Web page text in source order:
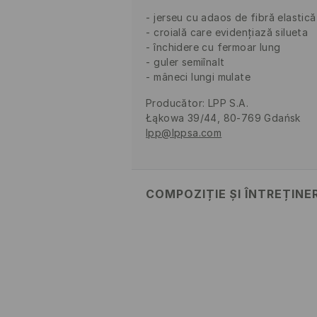
jerseu cu adaos de fibră elastică
croială care evidențiază silueta
închidere cu fermoar lung
guler semiînalt
mâneci lungi mulate
Producător: LPP S.A.
Łąkowa 39/44, 80-769 Gdańsk
lpp@lppsa.com
COMPOZIȚIE ȘI